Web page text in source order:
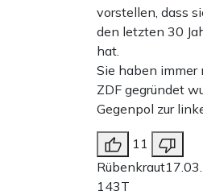
vorstellen, dass
den letzten 30
hat.
Sie haben immer
ZDF gegründet
Gegenpol zur
11
Rübenkraut
143T